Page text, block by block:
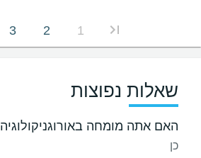
1
2
3
שאלות נפוצות
האם אתה מומחה באורוגניקולוגיה
כן